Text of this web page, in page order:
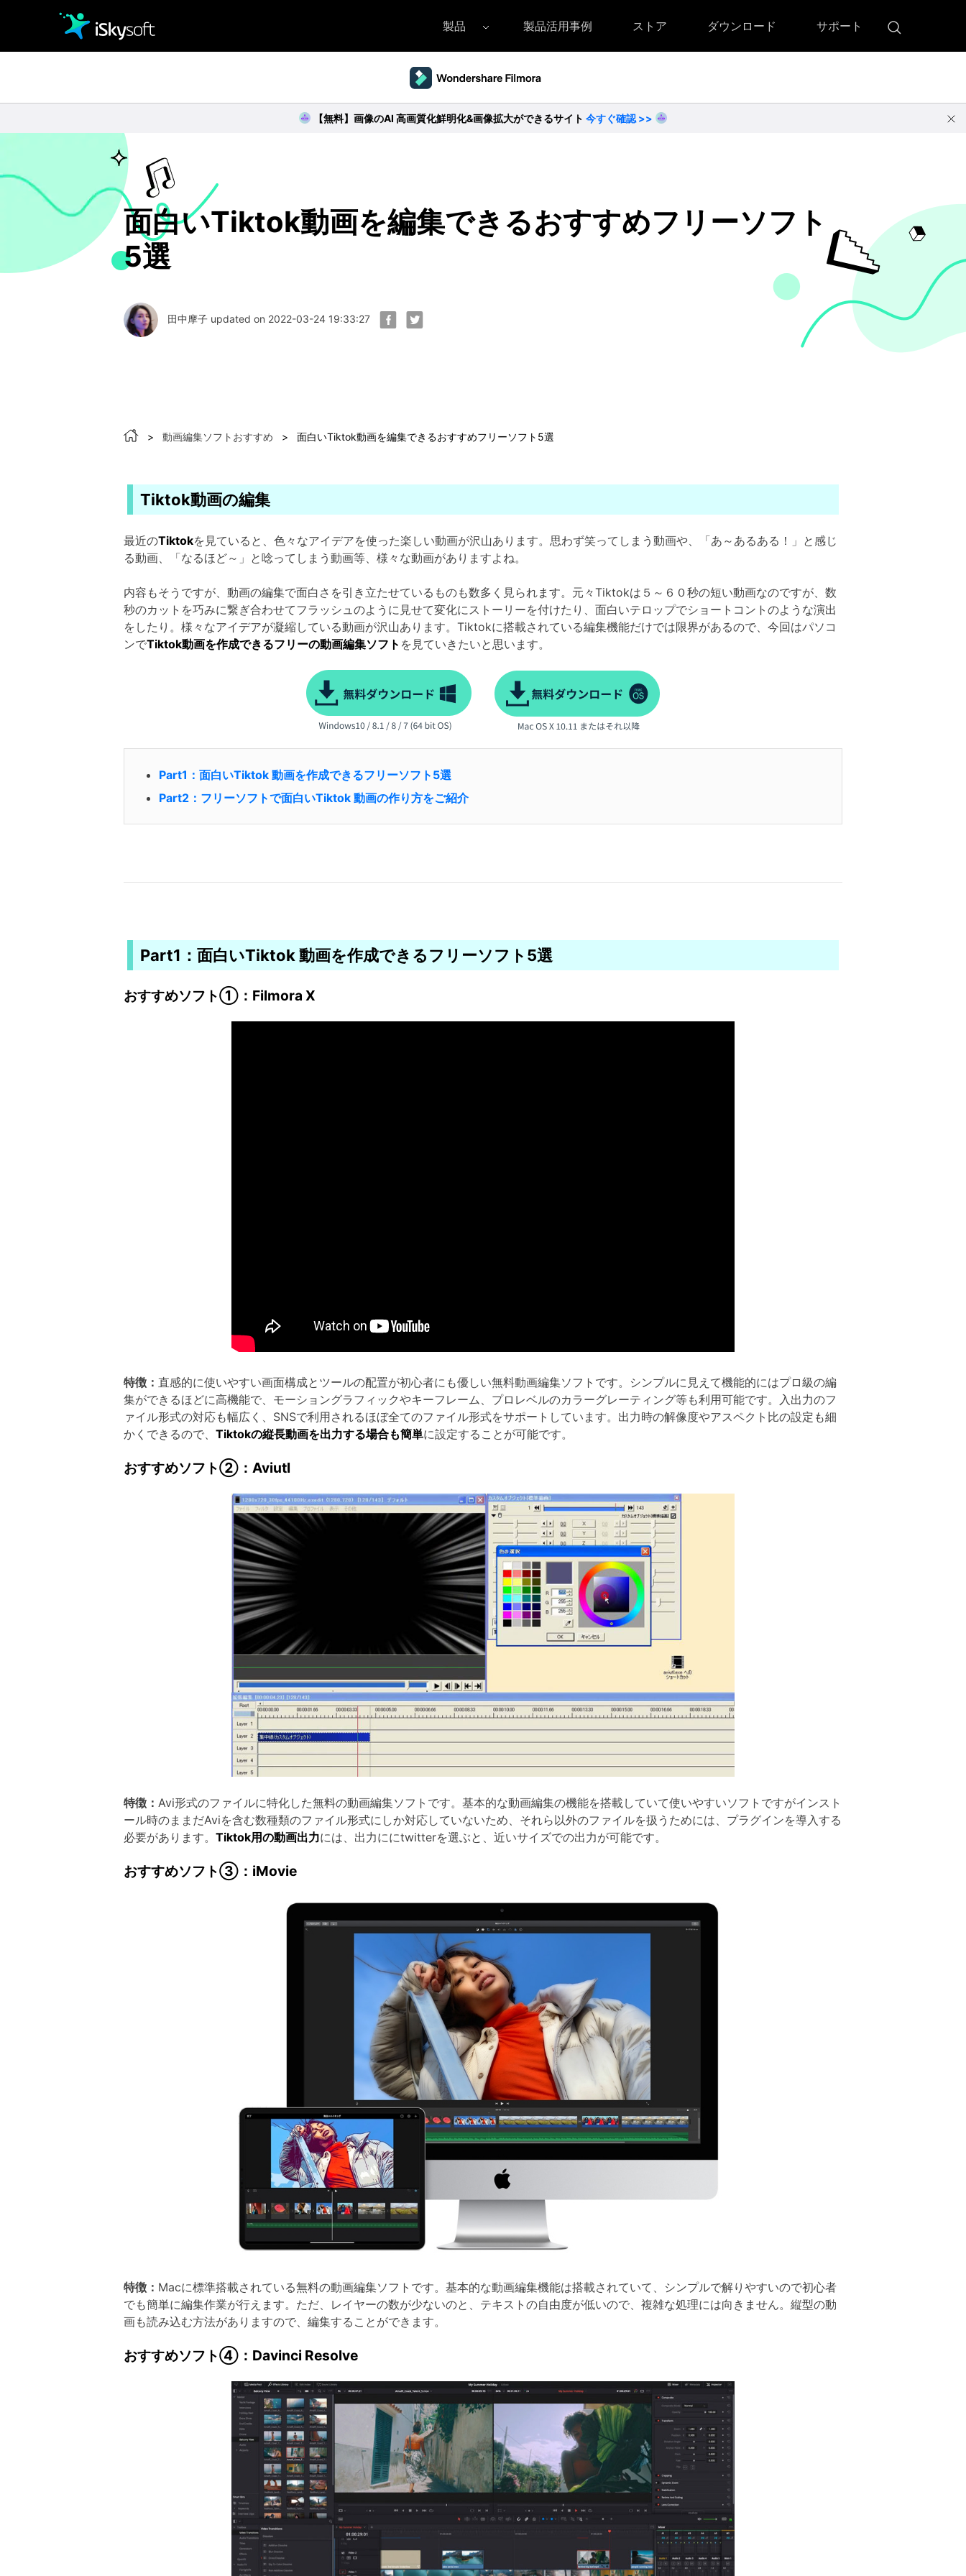
製品
ユーティリティ
Filmora（フィモーラ）
• DVD Memory for Windows
製品活用事例 ストア ダウンロード サポート
【無料】画像のAI 高画質化鮮明化&画像拡大ができるサイト 今すぐ確認 >>
面白いTiktok動画を編集できるおすすめフリーソフト
5選
田中摩子 updated on 2022-03-24 19:33:27
> 動画編集ソフトおすすめ > 面白いTiktok動画を編集できるおすすめフリーソフト5選
Tiktok動画の編集
最近のTiktokを見ていると、色々なアイデアを使った楽しい動画が沢山あります。思わず笑ってしまう動画や、「あ～あるある！」と感じ
る動画、「なるほど～」と唸ってしまう動画等、様々な動画がありますよね。
内容もそうですが、動画の編集で面白さを引き立たせているものも数多く見られます。元々Tiktokは５～６０秒の短い動画なのですが、数
秒のカットを巧みに繋ぎ合わせてフラッシュのように見せて変化にストーリーを付けたり、面白いテロップでショートコントのような演出
をしたり。様々なアイデアが凝縮している動画が沢山あります。Tiktokに搭載されている編集機能だけでは限界があるので、今回はパソコ
ンでTiktok動画を作成できるフリーの動画編集ソフト を見ていきたいと思います。
Part1：面白いTiktok 動画を作成できるフリーソフト5選
Part2：フリーソフトで面白いTiktok 動画の作り方をご紹介
Part1：面白いTiktok 動画を作成できるフリーソフト5選
おすすめソフト①：Filmora X
特徴： 直感的に使いやすい画面構成とツールの配置が初心者にも優しい無料動画編集ソフトです。シンプルに見えて機能的にはプロ級の編
集ができるほどに高機能で、モーショングラフィックやキーフレーム、プロレベルのカラーグレーティング等も利用可能です。入出力のフ
ァイル形式の対応も幅広く、SNSで利用されるほぼ全てのファイル形式をサポートしています。出力時の解像度やアスペクト比の設定も細
かくできるので、 Tiktokの縦長動画を出力する場合も簡単に設定することが可能です。
おすすめソフト②：Aviutl
特徴： Avi形式のファイルに特化した無料の動画編集ソフトです。基本的な動画編集の機能を搭載していて使いやすいソフトですがインスト
ール時のままだAviを含む数種類のファイル形式にしか対応していないため、それら以外のファイルを扱うためには、プラグインを導入する
必要があります。 Tiktok用の動画出力には、出力ににtwitterを選ぶと、近いサイズでの出力が可能です。
おすすめソフト③：iMovie
特徴： Macに標準搭載されている無料の動画編集ソフトです。基本的な動画編集機能は搭載されていて、シンプルで解りやすいので初心者
でも簡単に編集作業が行えます。ただ、レイヤーの数が少ないのと、テキストの自由度が低いので、複雑な処理には向きません。縦型の動
画も読み込む方法がありますので、編集することができます。
おすすめソフト④：Davinci Resolve